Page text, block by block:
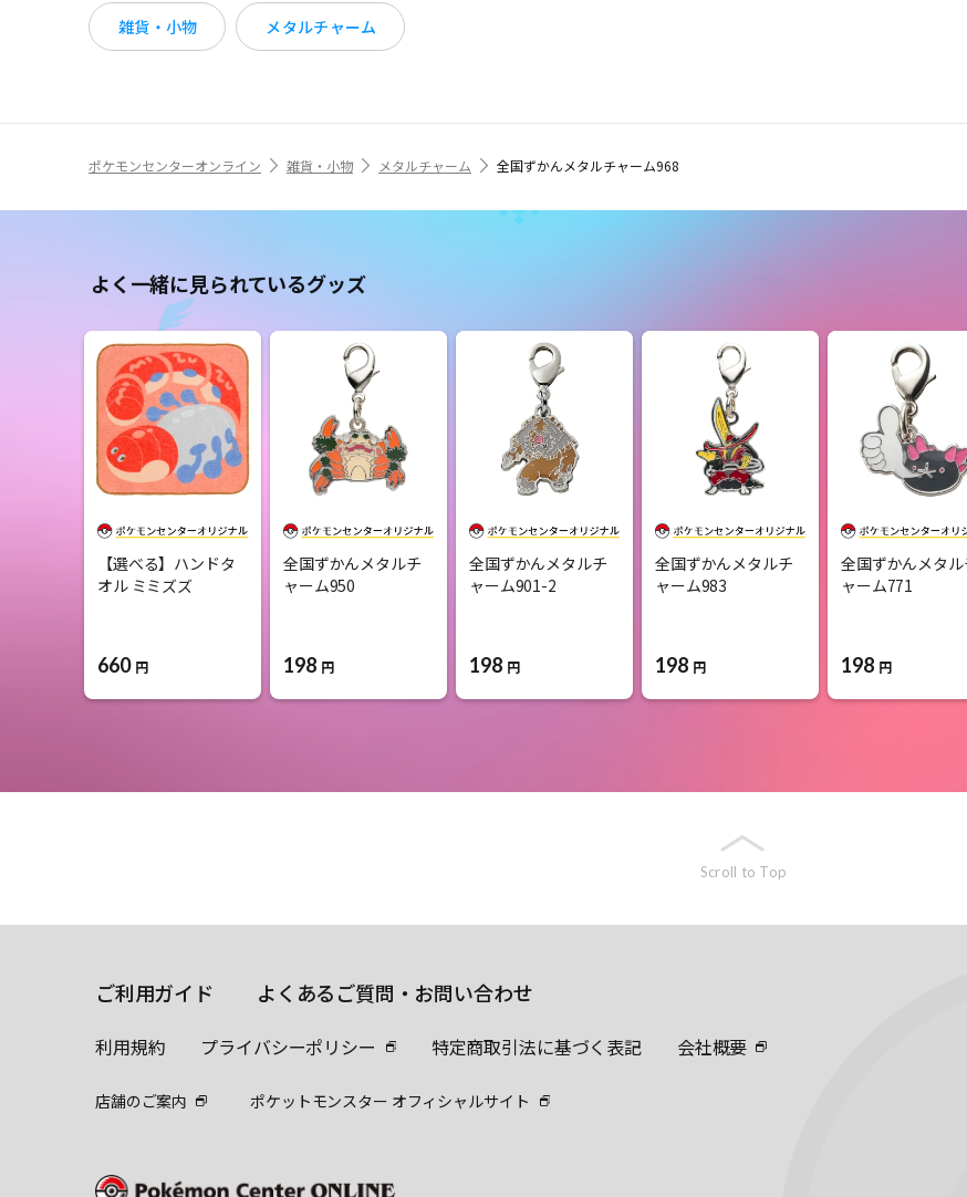
雑貨・小物 メタルチャーム
ポケモンセンターオンライン 雑貨・小物 メタルチャーム 全国ずかんメタルチャーム968
よく一緒に見られているグッズ
【選べる】ハンドタ
オル ミミズズ
660 円
全国ずかんメタルチ
ャーム950
198 円
全国ずかんメタルチ
ャーム901-2
198 円
全国ずかんメタルチ
ャーム983
198 円
全国ずかんメタル
ャーム771
198 円
Scroll to Top
ご利用ガイド よくあるご質問・お問い合わせ
利用規約 プライバシーポリシー 特定商取引法に基づく表記 会社概要
店舗のご案内 ポケットモンスター オフィシャルサイト